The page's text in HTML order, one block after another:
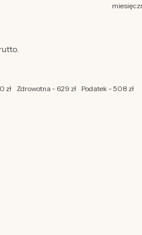
zł Zdrowotna - 629 zł Podatek - 508 zł